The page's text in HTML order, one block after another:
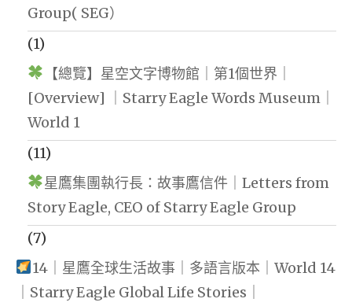
Group( SEG）
(1)
【總覽】星空文字博物館｜第1個世界｜
[Overview] ｜Starry Eagle Words Museum｜
World 1
(11)
星鷹集團執行長：故事鷹信件｜Letters from
Story Eagle, CEO of Starry Eagle Group
(7)
14｜星鷹全球生活故事｜多語言版本｜World 14
｜Starry Eagle Global Life Stories｜